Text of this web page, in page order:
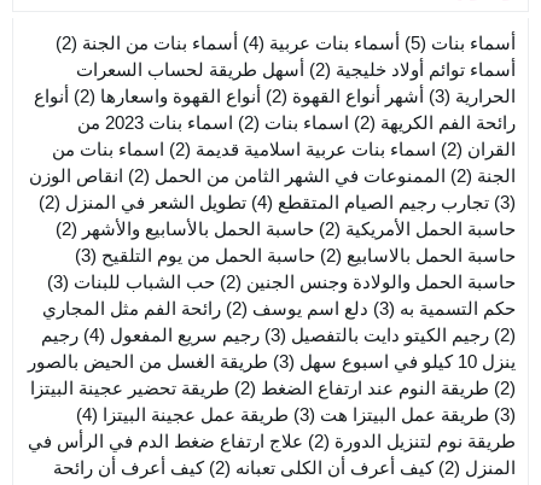
أسماء بنات (5) أسماء بنات عربية (4) أسماء بنات من الجنة (2)
أسماء توائم أولاد خليجية (2)
أسهل طريقة لحساب السعرات
الحرارية (3) أشهر أنواع القهوة (2) أنواع القهوة واسعارها (2)
أنواع
رائحة الفم الكريهة (2) اسماء بنات (2)
اسماء بنات 2023 من
القران (2) اسماء بنات عربية اسلامية قديمة (2)
اسماء بنات من
الجنة (2) الممنوعات في الشهر الثامن من الحمل (2)
انقاص الوزن
(3)
تجارب رجيم الصيام المتقطع (4) تطويل الشعر في المنزل (2)
حاسبة الحمل الأمريكية (2) حاسبة الحمل بالأسابيع والأشهر (2)
حاسبة الحمل بالاسابيع (2) حاسبة الحمل من يوم التلقيح (3)
حاسبة الحمل والولادة وجنس الجنين (2) حب الشباب للبنات (3)
حكم التسمية به (3) دلع اسم يوسف (2)
رائحة الفم مثل المجاري
(2)
رجيم الكيتو دايت بالتفصيل (3) رجيم سريع المفعول (4)
رجيم
ينزل 10 كيلو في اسبوع سهل
(3)
طريقة الغسل من الحيض بالصور
(2)
طريقة النوم عند ارتفاع الضغط (2)
طريقة تحضير عجينة البيتزا
(3)
طريقة عمل البيتزا هت (3) طريقة عمل عجينة البيتزا (4)
طريقة نوم لتنزيل الدورة (2)
علاج ارتفاع ضغط الدم في الرأس في
المنزل (2) كيف أعرف أن الكلى تعبانه (2)
كيف أعرف أن رائحة